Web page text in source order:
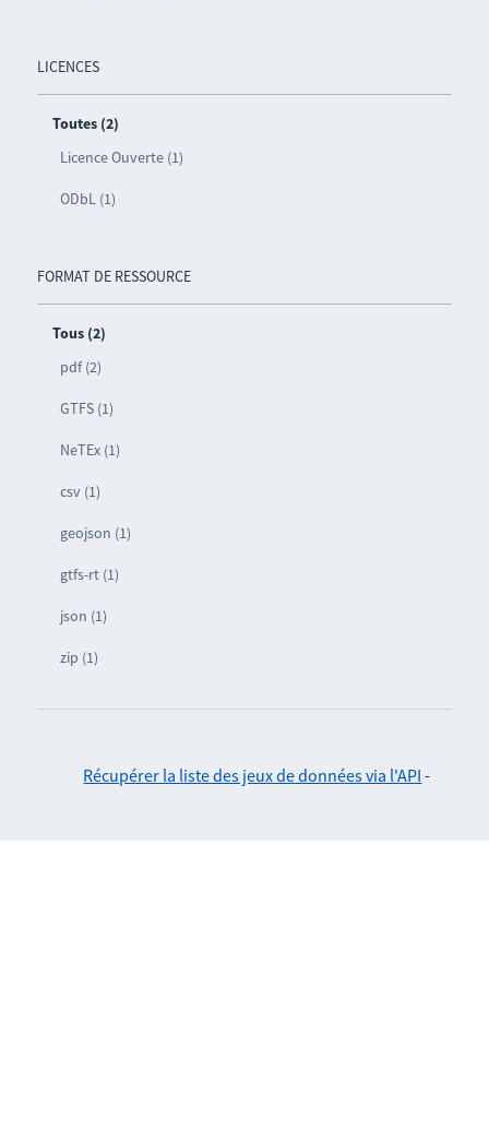
LICENCES
Toutes (2)
Licence Ouverte (1)
ODbL (1)
FORMAT DE RESSOURCE
Tous (2)
pdf (2)
GTFS (1)
NeTEx (1)
csv (1)
geojson (1)
gtfs-rt (1)
json (1)
zip (1)
Récupérer la liste des jeux de données via l'API -